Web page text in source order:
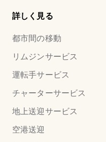
詳しく見る
都市間の移動
リムジンサービス
運転手サービス
チャーターサービス
地上送迎サービス
空港送迎